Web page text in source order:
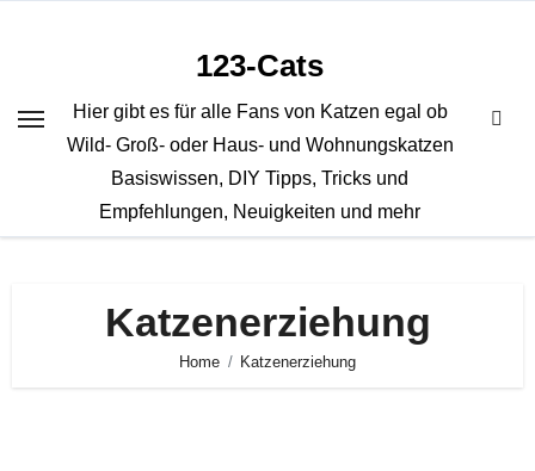
123-Cats
Hier gibt es für alle Fans von Katzen egal ob
Wild- Groß- oder Haus- und Wohnungskatzen
Basiswissen, DIY Tipps, Tricks und
Empfehlungen, Neuigkeiten und mehr
Katzenerziehung
Home Katzenerziehung